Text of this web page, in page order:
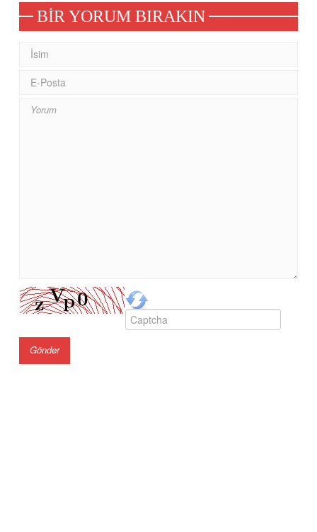
BIR YORUM BIRAKIN